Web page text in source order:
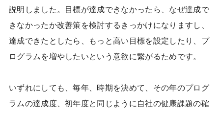
説明しました。目標が達成できなかったら、なぜ達成で
きなかったか改善策を検討するきっかけになりますし、
達成できたとしたら、もっと高い目標を設定したり、プ
ログラムを増やしたいという意欲に繋がるためです。
いずれにしても、毎年、時期を決めて、その年のプログ
ラムの達成度、初年度と同じように自社の健康課題の確